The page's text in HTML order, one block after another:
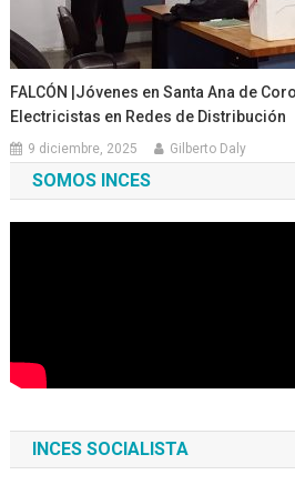
FALCÓN |Jóvenes en Santa Ana de
Electricistas en Redes de Distribución
9 diciembre, 2025 Gilberto Daly
SOMOS INCES
INCES SOCIALISTA